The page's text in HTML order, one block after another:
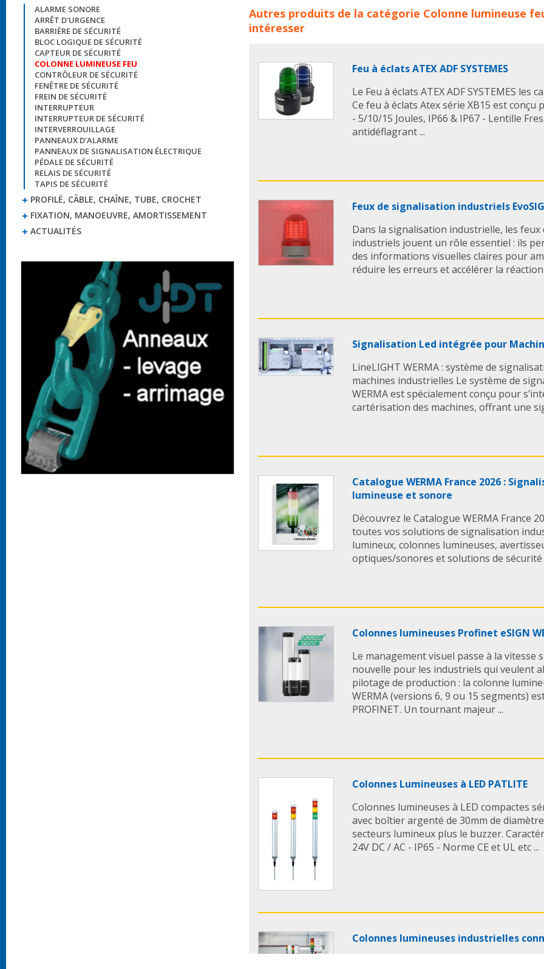
ALARME SONORE
ARRÊT D'URGENCE
BARRIÈRE DE SÉCURITÉ
BLOC LOGIQUE DE SÉCURITÉ
CAPTEUR DE SÉCURITÉ
COLONNE LUMINEUSE FEU
CONTRÔLEUR DE SÉCURITÉ
FENÊTRE DE SÉCURITÉ
FREIN DE SÉCURITÉ
INTERRUPTEUR
INTERRUPTEUR DE SÉCURITÉ
INTERVERROUILLAGE
PANNEAUX D'ALARME
PANNEAUX DE SIGNALISATION ÉLECTRIQUE
PÉDALE DE SÉCURITÉ
RELAIS DE SÉCURITÉ
TAPIS DE SÉCURITÉ
PROFILÉ, CÂBLE, CHAÎNE, TUBE, CROCHET
FIXATION, MANOEUVRE, AMORTISSEMENT
ACTUALITÉS
La eSIGN allie
• Certification UL
• Alimentation 24
TORouIO-Link,
les systèmes
machines, cellules
Fonctionnalités
signalisation
communication
machine :
• Signalisation
d’urgence,
• Mode Autoscale :
une visibilité
• Affichage de
pour visualiser
• Commande
personnalisée selon
• Lisibilité accrue :
Avantages
industriels exigeants
• Compatibilité
connectés
• Installation facile
ou modernisation de
• Gestion visuelle
efficace entre
La colonne
sécurité et la
simplifiant le
production.
En savoir + :Plus
colonne lumineuse feucolonne lumineusecolonnes
Autres produits de la catégorie Colonne lumineuse
intéresser
Feu à éclats ATEX ADF SYSTEMES
Le Feu à éclats ATEX ADF SYSTEMES les
Ce feu à éclats Atex série XB15 est conçu
- 5/10/15 Joules, IP66 & IP67 - Lentille
antidéflagrant ...
Feux de signalisation industriels
Dans la signalisation industrielle, les
industriels jouent un rôle essentiel : ils
des informations visuelles claires pour
réduire les erreurs et accélérer la réaction
Signalisation Led intégrée pour
LineLIGHT WERMA : système de
machines industrielles Le système de
WERMA est spécialement conçu pour
cartérisation des machines, offrant une
Catalogue WERMA France 2026 :
lumineuse et sonore
Découvrez le Catalogue WERMA France
toutes vos solutions de signalisation
lumineux, colonnes lumineuses,
optiques/sonores et solutions de sécurité
Colonnes lumineuses Profinet eSIGN
Le management visuel passe à la vitesse
nouvelle pour les industriels qui veulent
pilotage de production : la colonne
WERMA (versions 6, 9 ou 15 segments)
PROFINET. Un tournant majeur ...
Colonnes Lumineuses à LED PATLITE
Colonnes lumineuses à LED compactes
avec boîtier argenté de 30mm de
secteurs lumineux plus le buzzer.
24V DC / AC - IP65 - Norme CE et UL etc
Colonnes lumineuses industrielles